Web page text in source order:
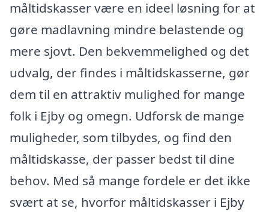
måltidskasser være en ideel løsning for at
gøre madlavning mindre belastende og
mere sjovt. Den bekvemmelighed og det
udvalg, der findes i måltidskasserne, gør
dem til en attraktiv mulighed for mange
folk i Ejby og omegn. Udforsk de mange
muligheder, som tilbydes, og find den
måltidskasse, der passer bedst til dine
behov. Med så mange fordele er det ikke
svært at se, hvorfor måltidskasser i Ejby